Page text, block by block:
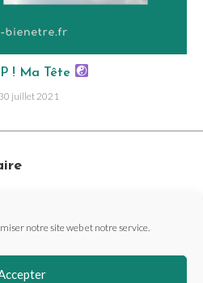
notre site web et notre service.
! Ma Tête
juillet 2021